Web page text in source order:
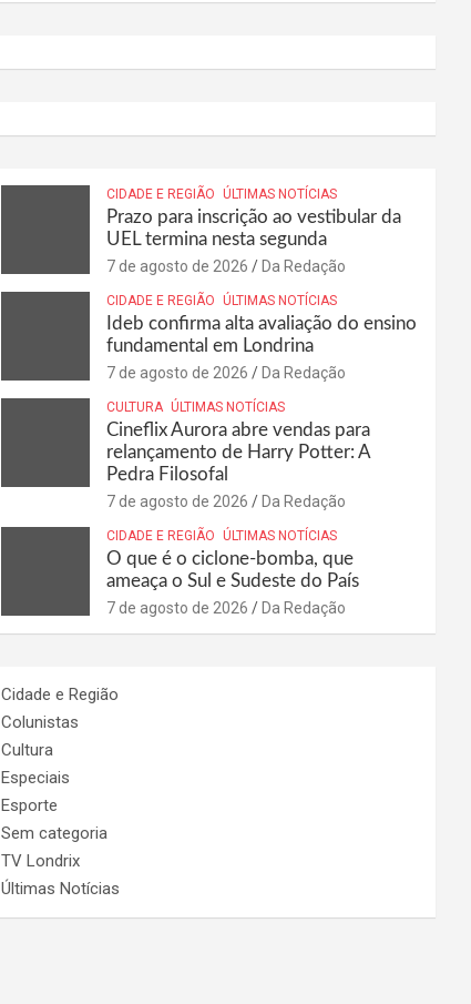
CIDADE E REGIÃO ÚLTIMAS NOTÍCIAS
Prazo para inscrição ao vestibular da
UEL termina nesta segunda
7 de agosto de 2026 Da Redação
CIDADE E REGIÃO ÚLTIMAS NOTÍCIAS
Ideb confirma alta avaliação do ensino
fundamental em Londrina
7 de agosto de 2026 Da Redação
CULTURA ÚLTIMAS NOTÍCIAS
Cineflix Aurora abre vendas para
relançamento de Harry Potter: A
Pedra Filosofal
7 de agosto de 2026 Da Redação
CIDADE E REGIÃO ÚLTIMAS NOTÍCIAS
O que é o ciclone-bomba, que
ameaça o Sul e Sudeste do País
7 de agosto de 2026 Da Redação
Cidade e Região
Colunistas
Cultura
Especiais
Esporte
Sem categoria
TV Londrix
Últimas Notícias